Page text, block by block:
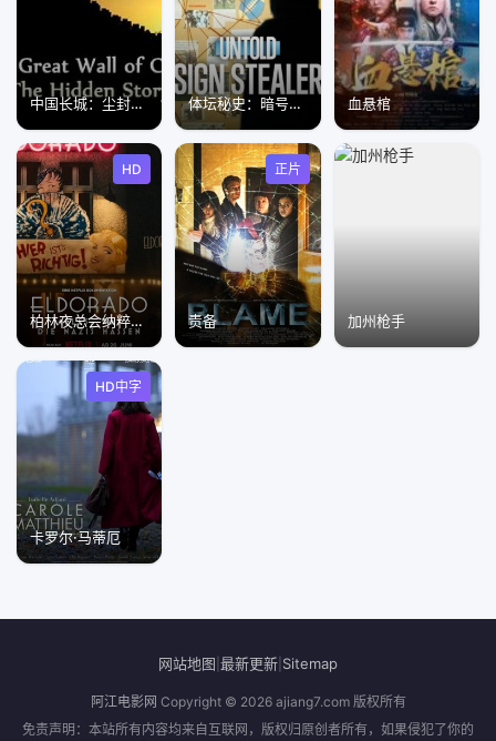
中国长城：尘封的历史 体坛秘史：暗号大盗 血悬棺
HD
柏林夜总会纳粹眼中钉
正片
责备 加州枪手
HD中字
卡罗尔·马蒂厄
网站地图 最新更新 Sitemap
阿江电影网 Copyright © 2026 ajiang7.com 版权所有
免责声明：本站所有内容均来自互联网，版权归原创者所有，如果侵犯了你的